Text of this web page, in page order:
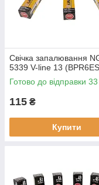
Свічка запалювання
5339 V-line 13
Готово до відправки
115 ₴
Купити